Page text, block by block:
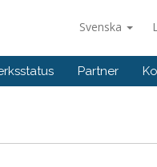
Svenska
Partner